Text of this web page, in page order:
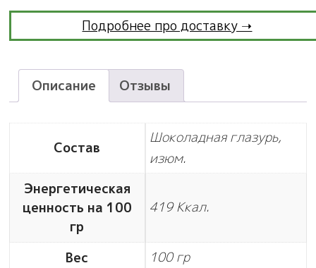
Подробнее про доставку ➝
Описание Отзывы
Состав
Шоколадная глазурь,
изюм.
Энергетическая
ценность на 100
гр
419 Ккал.
Вес 100 гр